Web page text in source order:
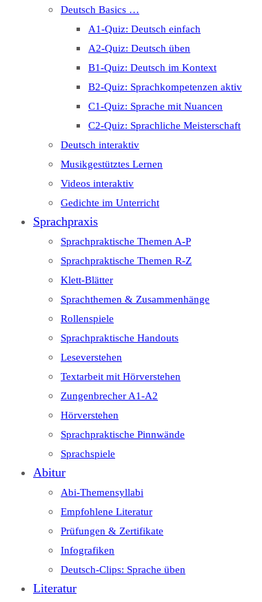
Deutsch Basics …
A1-Quiz: Deutsch einfach
A2-Quiz: Deutsch üben
B1-Quiz: Deutsch im Kontext
B2-Quiz: Sprachkompetenzen aktiv
C1-Quiz: Sprache mit Nuancen
C2-Quiz: Sprachliche Meisterschaft
Deutsch interaktiv
Musikgestütztes Lernen
Videos interaktiv
Gedichte im Unterricht
Sprachpraxis
Sprachpraktische Themen A-P
Sprachpraktische Themen R-Z
Klett-Blätter
Sprachthemen & Zusammenhänge
Rollenspiele
Sprachpraktische Handouts
Leseverstehen
Textarbeit mit Hörverstehen
Zungenbrecher A1-A2
Hörverstehen
Sprachpraktische Pinnwände
Sprachspiele
Abitur
Abi-Themensyllabi
Empfohlene Literatur
Prüfungen & Zertifikate
Infografiken
Deutsch-Clips: Sprache üben
Literatur